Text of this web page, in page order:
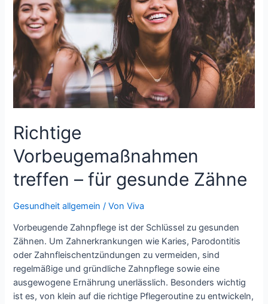
Leistungsfähigkeit
Richtige
Vorbeugemaßnahmen
treffen – für gesunde Zähne
Gesundheit allgemein / VonViva
Vorbeugende Zahnpflege ist der Schlüssel zu gesunden
Zähnen. Um Zahnerkrankungen wie Karies, Parodontitis
oder Zahnfleischentzündungen zu vermeiden, sind
regelmäßige und gründliche Zahnpflege sowie eine
ausgewogene Ernährung unerlässlich. Besonders wichtig
ist es, von klein auf die richtige Pflegeroutine zu entwickeln,